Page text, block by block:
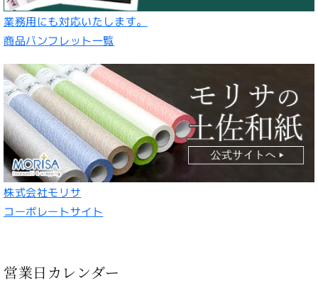
業務用にも対応いたします。
商品パンフレット一覧
株式会社モリサ
コーポレートサイト
営業日カレンダー